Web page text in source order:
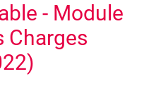
- Module
Charges